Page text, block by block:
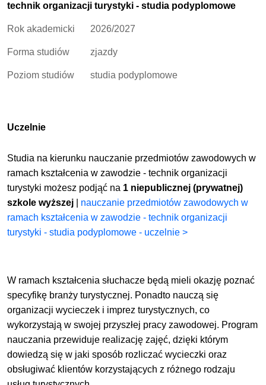
technik organizacji turystyki - studia podyplomowe
Rok akademicki 2026/2027
Forma studiów zjazdy
Poziom studiów studia podyplomowe
Uczelnie
Studia na kierunku nauczanie przedmiotów zawodowych w
ramach kształcenia w zawodzie - technik organizacji
turystyki możesz podjąć na 1 niepublicznej (prywatnej)
szkole wyższej
nauczanie przedmiotów zawodowych w
ramach kształcenia w zawodzie - technik organizacji
turystyki - studia podyplomowe - uczelnie >
W ramach kształcenia słuchacze będą mieli okazję poznać
specyfikę branży turystycznej. Ponadto nauczą się
organizacji wycieczek i imprez turystycznych, co
wykorzystają w swojej przyszłej pracy zawodowej. Program
nauczania przewiduje realizację zajęć, dzięki którym
dowiedzą się w jaki sposób rozliczać wycieczki oraz
obsługiwać klientów korzystających z różnego rodzaju